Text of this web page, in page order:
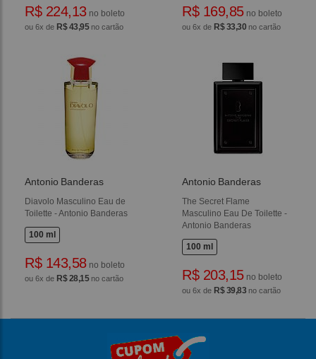
R$ 224,13no boleto
ou 6x de R$ 43,95no cartão
R$ 169,85no boleto
ou 6x de R$ 33,30 no cartão
Antonio Banderas
Diavolo Masculino Eau de
Toilette - Antonio Banderas
100 ml
R$ 143,58no boleto
ou 6x de R$ 28,15no cartão
Antonio Banderas
The Secret Flame
Masculino Eau De Toilette -
Antonio Banderas
100 ml
R$ 203,15no boleto
ou 6x de R$ 39,83 no cartão